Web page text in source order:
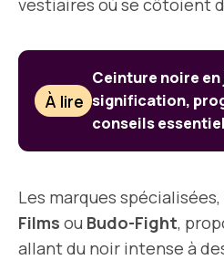
vestiaires où se côtoient
À lire
Ceinture noire en
signification,
conseils
Les marques
Films ou Budo-Fight,
allant du noir intense à